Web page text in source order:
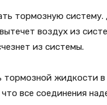
тормозную систему.
воздух из
из системы.
тормозной жидкости
все соединения